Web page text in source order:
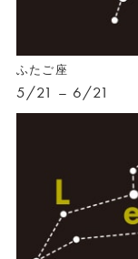
ふたご座
5/21 – 6/21